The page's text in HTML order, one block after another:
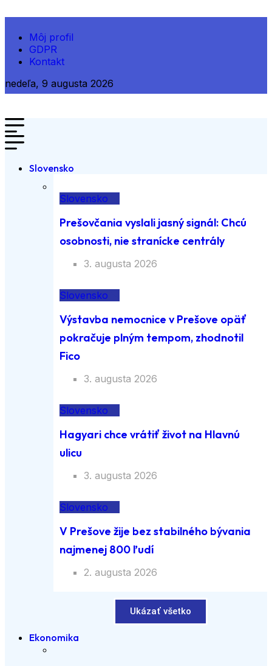
Môj profil
GDPR
Kontakt
nedeľa, 9 augusta 2026
Slovensko
Slovensko
Prešovčania vyslali jasný signál: Chcú
osobnosti, nie stranícke centrály
3. augusta 2026
Slovensko
Výstavba nemocnice v Prešove opäť
pokračuje plným tempom, zhodnotil
Fico
3. augusta 2026
Slovensko
Hagyari chce vrátiť život na Hlavnú
ulicu
3. augusta 2026
Slovensko
V Prešove žije bez stabilného bývania
najmenej 800 ľudí
2. augusta 2026
Ukázať všetko
Ekonomika